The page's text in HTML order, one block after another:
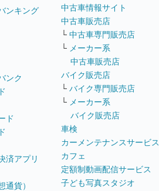
ンキング
ンク
ド
済アプリ
通貨）
中古車情報サイト
中古車販売店
└ 中古車専門販売店
└ メーカー系
中古車販売店
バイク販売店
└ バイク専門販売店
└ メーカー系
バイク販売店
車検
カーメンテナンスサービス
カフェ
定額制動画配信サービス
子ども写真スタジオ